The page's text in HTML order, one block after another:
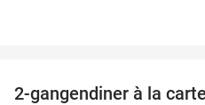
2-gangendiner à la